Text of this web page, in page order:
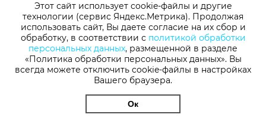
Телефон +7 (4932) 41-94-81
СМИ: Izvestno.ru. Реестровая запись 08.11.2019 серия ЭЛ № ФС 77 -
77192, зарегистрировано Роскомнадзором
Учредитель: БУ «Ивановские газеты». Главный редактор:
Этот сайт использует cookie-файлы и другие
технологии (сервис Яндекс.Метрика). Продолжая
использовать сайт, Вы даете согласие на их сбор и
обработку, в соответствии с политикой обработки
персональных данных, размещенной в разделе
«Политика обработки персональных данных». Вы
всегда можете отключить cookie-файлы в настройках
Вашего браузера.
Ок